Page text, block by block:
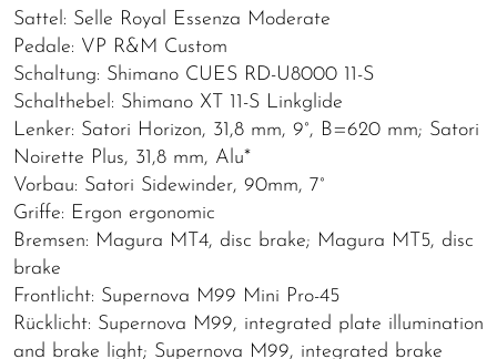
Sattel: Selle Royal Essenza Moderate
Pedale: VP R&M Custom
Schaltung: Shimano CUES RD-U8000 11-S
Schalthebel: Shimano XT 11-S Linkglide
Lenker: Satori Horizon, 31,8 mm, 9°, B=620 mm; Satori
Noirette Plus, 31,8 mm, Alu*
Vorbau: Satori Sidewinder, 90mm, 7°
Griffe: Ergon ergonomic
Bremsen: Magura MT4, disc brake; Magura MT5, disc
brake
Frontlicht: Supernova M99 Mini Pro-45
Rücklicht: Supernova M99, integrated plate illumination
and brake light; Supernova M99, integrated brake